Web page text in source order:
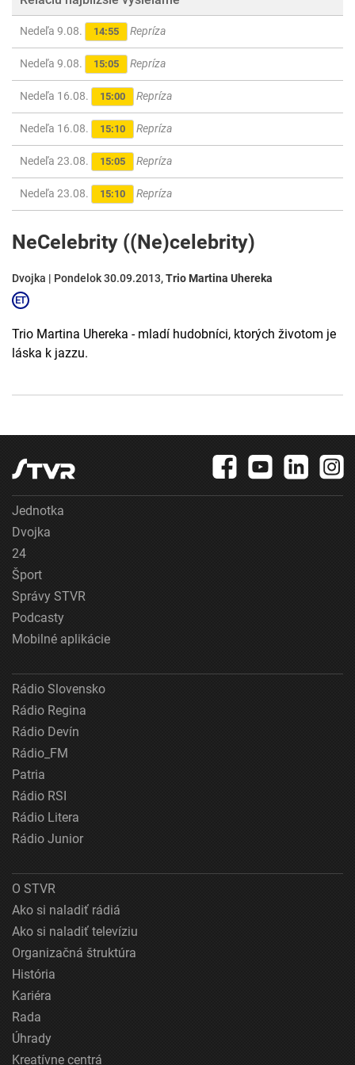
Nedeľa 9.08. 14:55 Repríza
Nedeľa 9.08. 15:05 Repríza
Nedeľa 16.08. 15:00 Repríza
Nedeľa 16.08. 15:10 Repríza
Nedeľa 23.08. 15:05 Repríza
Nedeľa 23.08. 15:10 Repríza
NeCelebrity ((Ne)celebrity)
Dvojka | Pondelok 30.09.2013,Trio Martina Uhereka
Trio Martina Uhereka - mladí hudobníci, ktorých životom je
láska k jazzu.
Jednotka
Dvojka
24
Šport
Správy STVR
Podcasty
Mobilné aplikácie
Rádio Slovensko
Rádio Regina
Rádio Devín
Rádio_FM
Patria
Rádio RSI
Rádio Litera
Rádio Junior
O STVR
Ako si naladiť rádiá
Ako si naladiť televíziu
Organizačná štruktúra
História
Kariéra
Rada
Úhrady
Kreatívne centrá